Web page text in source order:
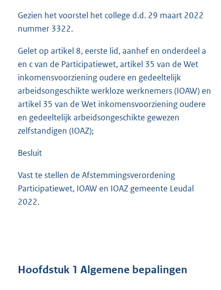
Gezien het voorstel het college d.d. 29 maart 2022
nummer 3322.
Gelet op artikel 8, eerste lid, aanhef en onderdeel a
en c van de Participatiewet, artikel 35 van de Wet
inkomensvoorziening oudere en gedeeltelijk
arbeidsongeschikte werkloze werknemers (IOAW) en
artikel 35 van de Wet inkomensvoorziening oudere
en gedeeltelijk arbeidsongeschikte gewezen
zelfstandigen (IOAZ);
Besluit
Vast te stellen de Afstemmingsverordening
Participatiewet, IOAW en IOAZ gemeente Leudal
2022.
Hoofdstuk 1 Algemene bepalingen